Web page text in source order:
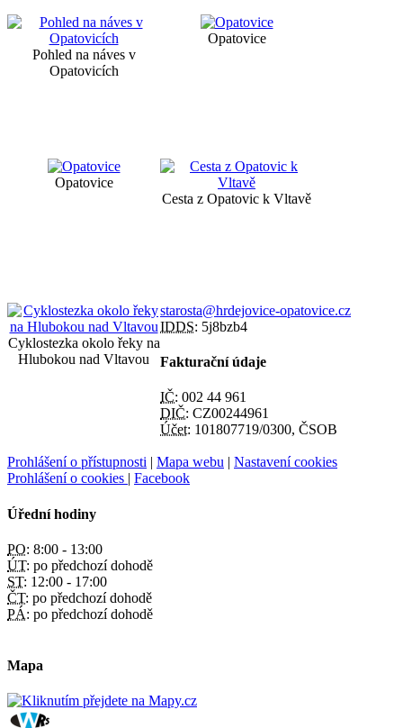
Pohled na náves v
Opatovicích
Opatovice
Opatovice
Cesta z Opatovic k Vltavě
Cyklostezka okolo řeky na
Hlubokou nad Vltavou
starosta@hrdejovice-opatovice.cz
IDDS: 5j8bzb4
Fakturační údaje
IČ: 002 44 961
DIČ: CZ00244961
Účet: 101807719/0300, ČSOB
Prohlášení o přístupnosti | Mapa webu | Nastavení cookies
Prohlášení o cookies | Facebook
Úřední hodiny
PO: 8:00 - 13:00
ÚT: po předchozí dohodě
ST: 12:00 - 17:00
ČT: po předchozí dohodě
PÁ: po předchozí dohodě
Mapa